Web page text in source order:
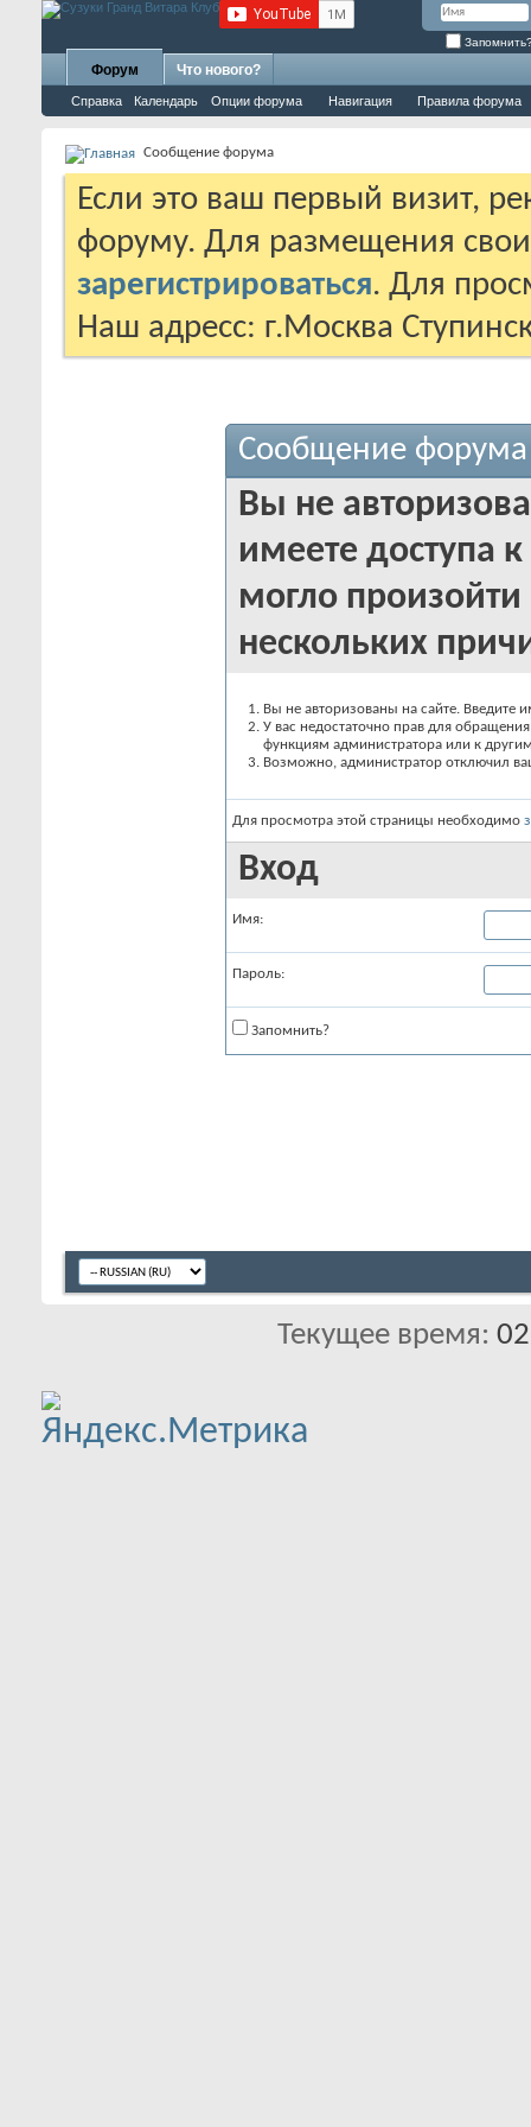
Форум
Справка Календарь Опции форума Навигация Правила форума
Что нового?
Сообщение форума
Если это ваш первый визит,
форуму. Для размещения
зарегистрироваться. Для
Наш адресс: г.Москва
Сообщение форума
Вы не
имеете доступа
могло
нескольких
Вы не авторизованы на сайте. Введите
У вас недостаточно прав для
функциям администратора или к
Возможно, администратор отключил
Для просмотра этой страницы необходимо
Вход
Имя:
Пароль:
Запомнить?
Текущее время: